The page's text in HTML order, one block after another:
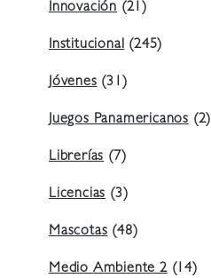
Innovación (21)
Institucional(245)
Jóvenes(31)
Juegos Panamericanos (2)
Librerías(7)
Licencias(3)
Mascotas(48)
Medio Ambiente 2(14)